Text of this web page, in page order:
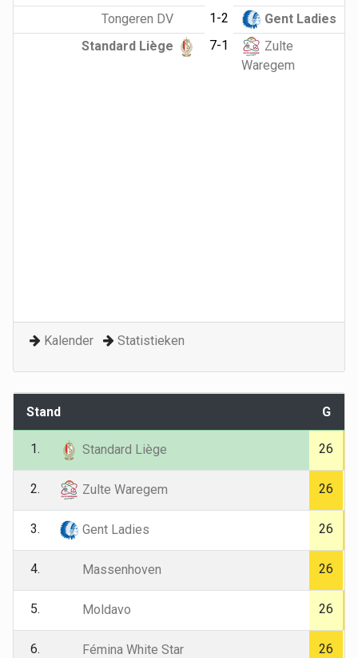
Tongeren DV
1-2
Gent Ladies
Standard Liège
7-1
Zulte
Waregem
Kalender Statistieken
Stand G
1. Standard Liège 26
2. Zulte Waregem 26
3. Gent Ladies 26
4. Massenhoven 26
5. Moldavo 26
6. Fémina White Star 26